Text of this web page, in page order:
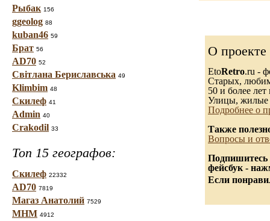
Рыбак 156
ggeolog 88
kuban46 59
Брат 56
AD70 52
Світлана Бериславська 49
Klimbim 48
Скилеф 41
Admin 40
Crakodil 33
Топ 15 географов:
Скилеф 22332
AD70 7819
Магаз Анатолий 7529
МНМ 4912
О проекте
EtoRetro.ru -
Старых,
50 и более лет
Улицы, жилые
Подробнее о
Также
Вопросы и
Подпишитесь
фейсбук -
Если